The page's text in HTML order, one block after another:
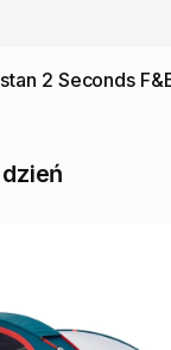
stan 2 Seconds
dzień